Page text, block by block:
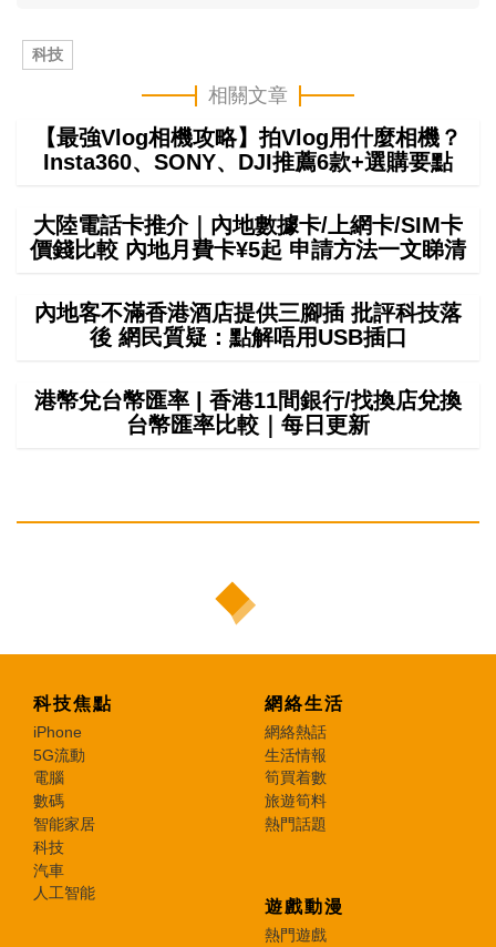
科技
相關文章
【最強Vlog相機攻略】拍Vlog用什麼相機？
Insta360、SONY、DJI推薦6款+選購要點
大陸電話卡推介｜內地數據卡/上網卡/SIM卡
價錢比較 內地月費卡¥5起 申請方法一文睇清
內地客不滿香港酒店提供三腳插 批評科技落
後 網民質疑：點解唔用USB插口
港幣兌台幣匯率 | 香港11間銀行/找換店兌換
台幣匯率比較｜每日更新
科技焦點
iPhone
5G流動
電腦
數碼
智能家居
科技
汽車
人工智能
網絡生活
網絡熱話
生活情報
筍買着數
旅遊筍料
熱門話題
遊戲動漫
熱門遊戲